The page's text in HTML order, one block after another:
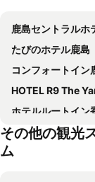
鹿島セントラルホ
たびのホテル鹿島
コンフォートイン
HOTEL R9 The
ホテルルートイン
ホテルチャハヤ
鹿嶋パークホテル
その他の観光
ム